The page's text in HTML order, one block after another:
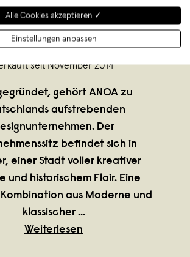
seit November 2014
gehört ANOA zu
aufstrebenden
Der
befindet sich in
einer Stadt voller kreativer
und historischem Flair. Eine
aus Moderne und
klassischer ...
Weiterlesen
Alle Cookies akzeptieren ✓
Einstellungen anpassen